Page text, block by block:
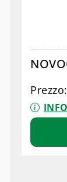
INFO